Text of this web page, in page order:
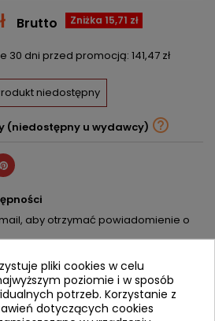
Zniżka 15,71 zł
Brutto
30 dni przed promocją: 141,47 zł
niedostępny
(niedostępny u wydawcy) 
aby otrzymać powiadomienie o
ZAPISZ
pliki cookies w celu
poziomie i w sposób
potrzeb. Korzystanie z
dotyczących cookies